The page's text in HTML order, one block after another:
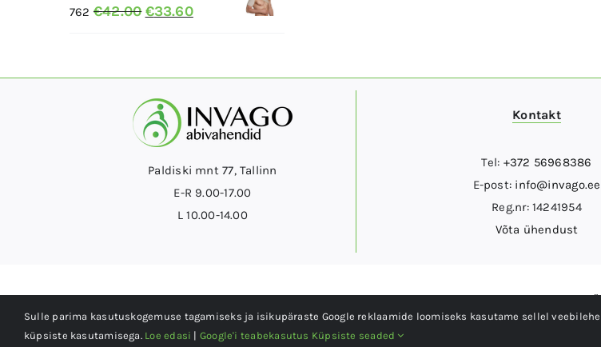
€145.00.
762 €42.00 Algne
€42.00.
€33.60Current
€33.60.
Paldiski mnt 77, Tallinn
E-R 9.00-17.00
L 10.00-14.00
Kontakt
Tel: +372 56968386
E-post: info@invago.ee
Reg.nr: 14241954
Võta ühendust
Copyright © Invago Team
E-poe looja –Suvy
Sulle parima kasutuskogemuse tagamiseks ja isikupäraste Google reklaamide loomiseks kasutame sellel
küpsiste kasutamisega. Loe edasi | Google'i teabekasutus Küpsiste seaded